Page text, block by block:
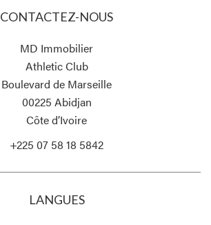
CONTACTEZ-NOUS
MD Immobilier
Athletic Club
Boulevard de Marseille
00225 Abidjan
Côte d’Ivoire
+225 07 58 18 5842
LANGUES